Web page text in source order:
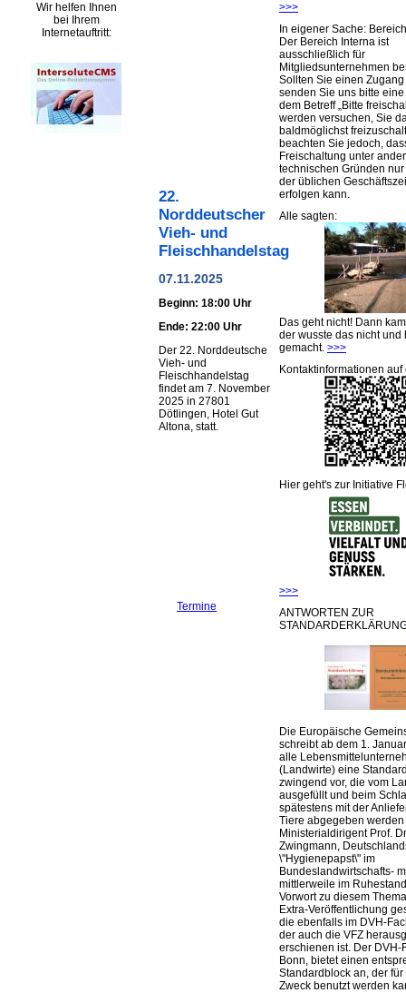
Wir helfen Ihnen
bei Ihrem
Internetauftritt:
22.
Norddeutscher
Vieh- und
Fleischhandelstag
07.11.2025
Beginn: 18:00 Uhr
Ende: 22:00 Uhr
Der 22. Norddeutsche
Vieh- und
Fleischhandelstag
findet am 7. November
2025 in 27801
Dötlingen, Hotel Gut
Altona, statt.
Termine
>>>
In eigener Sache:
Der Bereich Interna ist
ausschließlich für
Mitgliedsunternehmen
Sollten Sie einen
senden Sie uns bitte
dem Betreff „Bitte
werden versuchen, Sie
baldmöglichst
beachten Sie jedoch,
Freischaltung unter
technischen Gründen
der üblichen
erfolgen kann.
Alle sagten:
Das geht nicht! Dann
der wusste das nicht und
gemacht. >>>
Kontaktinformationen
Hier geht's zur Initiative
>>>
ANTWORTEN ZUR
Die Europäische
schreibt ab dem 1.
alle
(Landwirte) eine
zwingend vor, die vom
ausgefüllt und beim
spätestens mit der
Tiere abgegeben werden
Ministerialdirigent Prof.
Zwingmann,
\"Hygienepapst\" im
Bundeslandwirtschafts-
mittlerweile im
Vorwort zu diesem
Extra-Veröffentlichung
die ebenfalls im DVH-
der auch die VFZ
erschienen ist. Der DVH-
Bonn, bietet einen
Standardblock an, der
Zweck benutzt werden